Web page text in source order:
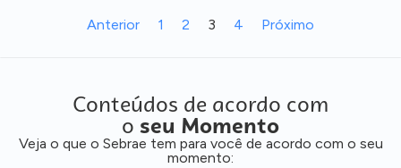
Anterior 1 2 3 4 Próximo
Conteúdos de acordo com
o seu Momento
Veja o que o Sebrae tem para você de acordo com o seu
momento: